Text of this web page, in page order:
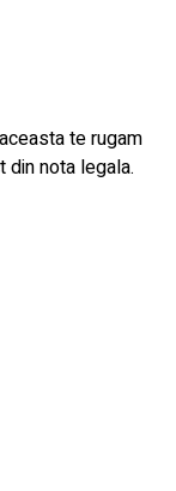
te rugam
nota legala.